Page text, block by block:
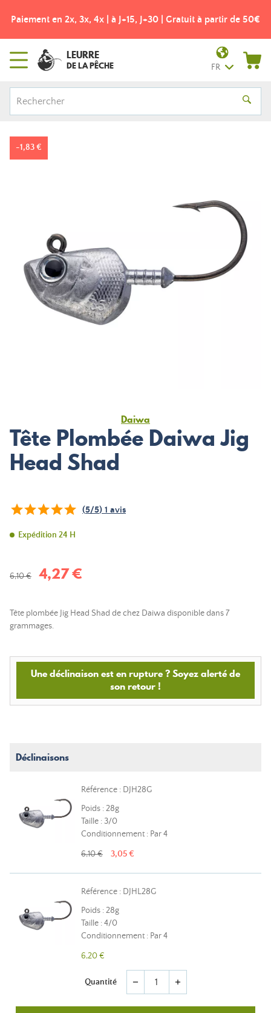
Paiement en 2x, 3x, 4x | à J+15, J+30 | Gratuit à partir de 50€
LEURRE
DE LA PÊCHE FR
-1,83 €
Daiwa
Tête Plombée Daiwa Jig
Head Shad
(5/5) 1 avis
Expédition 24 H
6,10 € 4,27 €
Tête plombée Jig Head Shad de chez Daiwa disponible dans 7
grammages.
Une déclinaison est en rupture ? Soyez alerté de
son retour !
Déclinaisons
Référence : DJH28G
Poids : 28g
Taille : 3/0
Conditionnement : Par 4
6,10 € 3,05 €
Référence : DJHL28G
Poids : 28g
Taille : 4/0
Conditionnement : Par 4
6,20 €
Quantité remove add